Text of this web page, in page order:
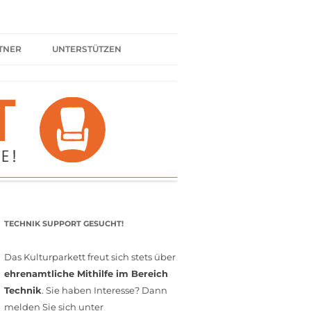
UNTERSTÜTZEN
SPENDEN
FÖRDERMITGLIED WERDEN
MITGLIEDSCHAFT
TECHNIK SUPPORT GESUCHT!
Das Kulturparkett freut sich stets über
ehrenamtliche Mithilfe im Bereich
Technik. Sie haben Interesse? Dann
melden Sie sich unter